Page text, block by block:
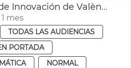
La delegación de Innovación de València se reúne en Silicon Valley
mes
TODAS LAS AUDIENCIAS
PORTADA
NORMAL